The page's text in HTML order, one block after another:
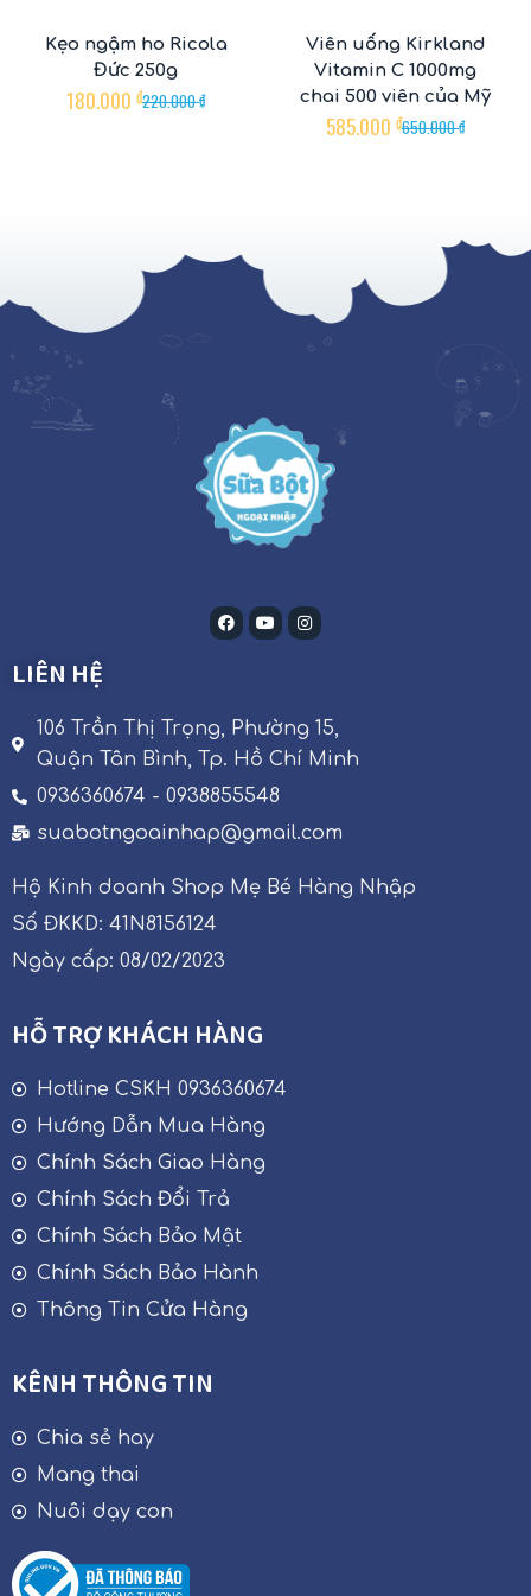
Kẹo ngậm ho Ricola
Đức 250g
220.000₫
180.000 ₫
Viên uống Kirkland
Vitamin C 1000mg
chai 500 viên của Mỹ
650.000₫
585.000 ₫
LIÊN HỆ
106 Trần Thị Trọng, Phường 15,
Quận Tân Bình, Tp. Hồ Chí Minh
0936360674 - 0938855548
suabotngoainhap@gmail.com
Hộ Kinh doanh Shop Mẹ Bé Hàng Nhập
Số ĐKKD: 41N8156124
Ngày cấp: 08/02/2023
HỖ TRỢ KHÁCH HÀNG
Hotline CSKH 0936360674
Hướng Dẫn Mua Hàng
Chính Sách Giao Hàng
Chính Sách Đổi Trả
Chính Sách Bảo Mật
Chính Sách Bảo Hành
Thông Tin Cửa Hàng
KÊNH THÔNG TIN
Chia sẻ hay
Mang thai
Nuôi dạy con